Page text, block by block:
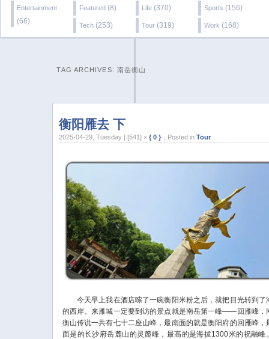
Entertainment
(66)
Featured (8) Life (370) Sports (156)
Tech (253) Tour (319) Work (168)
TAG ARCHIVES: 南岳衡山
衡阳雁去 下
2025-04-29, Tuesday | [541] ×{ 0 } ，Posted inTour
今天早上我在酒店嗦了一碗衡阳米粉之后，就把目光转到了
的西岸。来雁城一定要到访的景点就是南岳第一峰——回雁峰，
衡山传说一共有七十二座山峰，最南面的就是衡阳府的回雁峰，
面是的长沙府岳麓山的灵麓峰，最高的是海拔1300米的祝融峰